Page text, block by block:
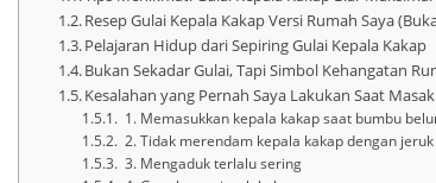
Resep Gulai Kepala Kakap Versi Rumah Saya
Pelajaran Hidup dari Sepiring Gulai Kepala Kakap
Bukan Sekadar Gulai, Tapi Simbol Kehangatan
Kesalahan yang Pernah Saya Lakukan Saat
1. Memasukkan kepala kakap saat bumbu
2. Tidak merendam kepala kakap dengan
3. Mengaduk terlalu sering